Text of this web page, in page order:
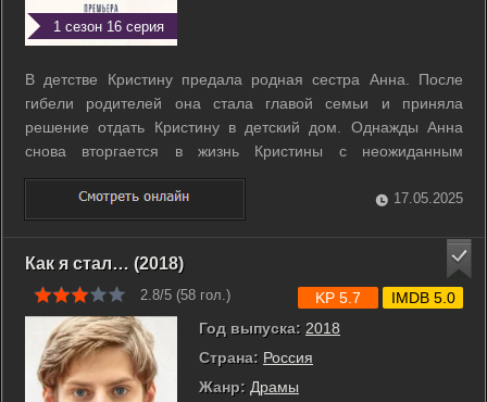
1 сезон 16 серия
В детстве Кристину предала родная сестра Анна. После
гибели родителей она стала главой семьи и приняла
решение отдать Кристину в детский дом. Однажды Анна
снова вторгается в жизнь Кристины с неожиданным
предложением, и все переворачивается с ног на голову.
Теперь Кристине предстоит встать во главе семейного
бизнеса и выяснить, кому из своих «чужих ...
17.05.2025
Как я стал… (2018)
2.8/5 (58 гол.)
Год выпуска: 2018
Страна: Россия
Жанр: Драмы
KP 5.7 IMDB 5.0